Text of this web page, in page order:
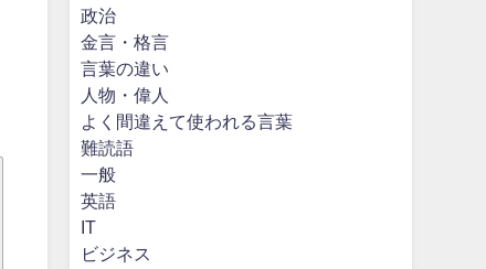
政治
金言・格言
言葉の違い
人物・偉人
よく間違えて使われる言葉
難読語
一般
英語
IT
ビジネス